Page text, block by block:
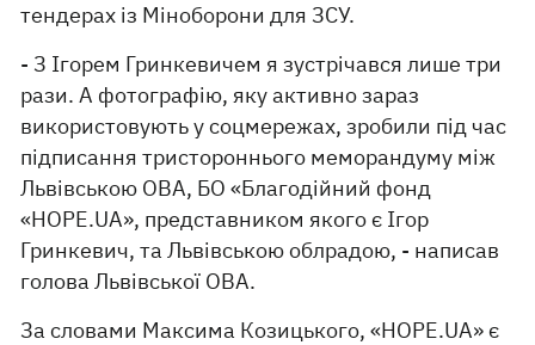
тендерах із Міноборони для ЗСУ.
- З Ігорем Гринкевичем я зустрічався лише три
рази. А фотографію, яку активно зараз
використовують у соцмережах, зробили під час
підписання тристороннього меморандуму між
Львівською ОВА, БО «Благодійний фонд
«HOPE.UA», представником якого є Ігор
Гринкевич, та Львівською облрадою, - написав
голова Львівської ОВА.
За словами Максима Козицького, «HOPE.UA» є